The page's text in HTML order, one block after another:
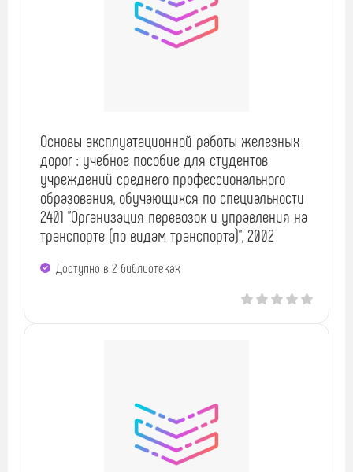
Основы эксплуатационной работы железных
дорог : учебное пособие для студентов
учреждений среднего профессионального
образования, обучающихся по специальности
2401 "Организация перевозок и управления на
транспорте (по видам транспорта)", 2002
Доступно в 2 библиотеках